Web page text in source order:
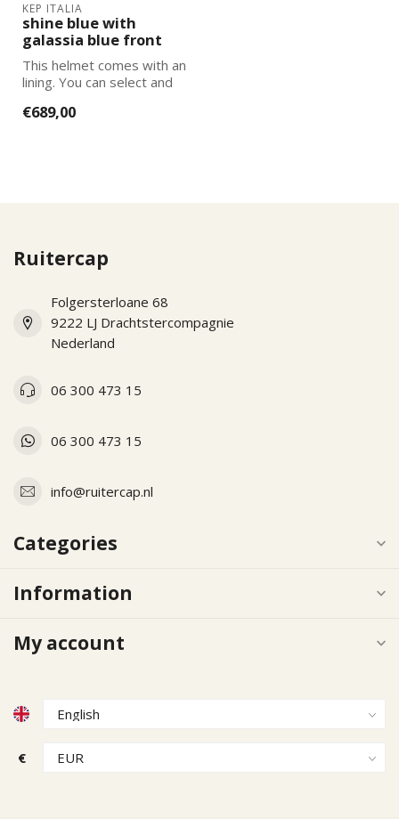
KEP ITALIA
shine blue with
galassia blue front
This helmet comes with an
lining. You can select and
lining...
€689,00
Ruitercap
Folgersterloane 68
9222 LJ Drachtstercompagnie
Nederland
06 300 473 15
06 300 473 15
info@ruitercap.nl
Categories
Information
My account
€